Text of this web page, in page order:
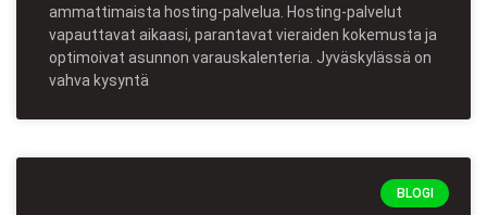
ammattimaista hosting-palvelua. Hosting-palvelut
vapauttavat aikaasi, parantavat vieraiden kokemusta ja
optimoivat asunnon varauskalenteria. Jyväskylässä on
vahva kysyntä
BLOGI